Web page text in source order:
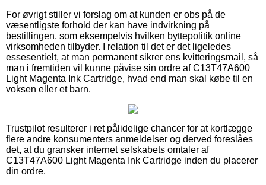
For øvrigt stiller vi forslag om at kunden er obs på de
væsentligste forhold der kan have indvirkning på
bestillingen, som eksempelvis hvilken byttepolitik online
virksomheden tilbyder. I relation til det er det ligeledes
essesentielt, at man permanent sikrer ens kvitteringsmail, så
man i fremtiden vil kunne påvise sin ordre af C13T47A600
Light Magenta Ink Cartridge, hvad end man skal købe til en
voksen eller et barn.
Trustpilot resulterer i ret pålidelige chancer for at kortlægge
flere andre konsumenters anmeldelser og derved foreslåes
det, at du gransker internet selskabets omtaler af
C13T47A600 Light Magenta Ink Cartridge inden du placerer
din ordre.